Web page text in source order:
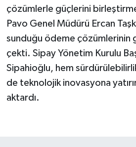
çözümlerle güçlerini
Pavo Genel Müdürü Ercan
sunduğu ödeme çözümlerinin
çekti. Sipay Yönetim Kurulu
Sipahioğlu, hem
de teknolojik inovasyona
aktardı.